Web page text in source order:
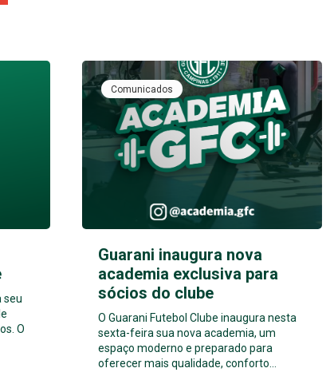
seu
O
Comunicados
Guarani inaugura nova
academia exclusiva para
sócios do clube
O Guarani Futebol Clube inaugura nesta
sexta-feira sua nova academia, um
espaço moderno e preparado para
oferecer mais qualidade, conforto…